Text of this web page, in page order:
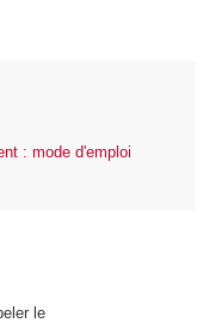
: mode d'emploi
le